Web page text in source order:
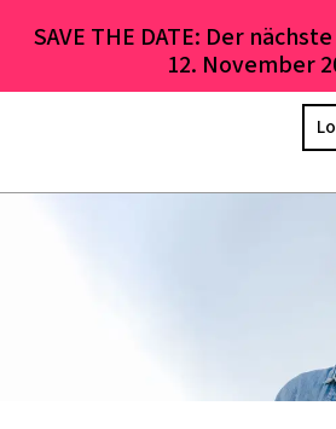
SAVE THE DATE: Der
12. November